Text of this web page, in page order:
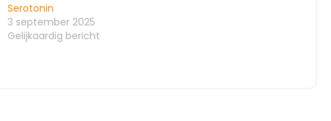
Serotonin
3 september 2025
Gelijkaardig bericht